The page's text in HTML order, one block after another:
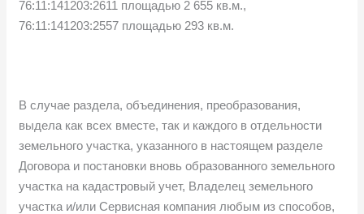
76:11:141203:2611 площадью 2 655 кв.м.,
76:11:141203:2557 площадью 293 кв.м.
В случае раздела, объединения, преобразования,
выдела как всех вместе, так и каждого в отдельности
земельного участка, указанного в настоящем разделе
Договора и постановки вновь образованного земельного
участка на кадастровый учет, Владелец земельного
участка и/или Сервисная компания любым из способов,